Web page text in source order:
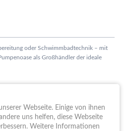
oder Schwimmbadtechnik – mit
als Großhändler der ideale
der PUMPENoase!
Webseite. Einige von ihnen
uns helfen, diese Webseite
Weitere Informationen